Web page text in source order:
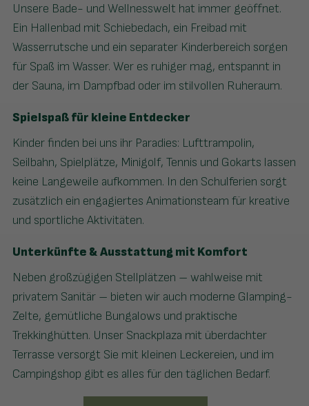
Unsere Bade- und Wellnesswelt hat immer geöffnet.
Ein Hallenbad mit Schiebedach, ein Freibad mit
Wasserrutsche und ein separater Kinderbereich sorgen
für Spaß im Wasser. Wer es ruhiger mag, entspannt in
der Sauna, im Dampfbad oder im stilvollen Ruheraum.
Spielspaß für kleine Entdecker
Kinder finden bei uns ihr Paradies: Lufttrampolin,
Seilbahn, Spielplätze, Minigolf, Tennis und Gokarts lassen
keine Langeweile aufkommen. In den Schulferien sorgt
zusätzlich ein engagiertes Animationsteam für kreative
und sportliche Aktivitäten.
Unterkünfte & Ausstattung mit Komfort
Neben großzügigen Stellplätzen – wahlweise mit
privatem Sanitär – bieten wir auch moderne Glamping-
Zelte, gemütliche Bungalows und praktische
Trekkinghütten. Unser Snackplaza mit überdachter
Terrasse versorgt Sie mit kleinen Leckereien, und im
Campingshop gibt es alles für den täglichen Bedarf.